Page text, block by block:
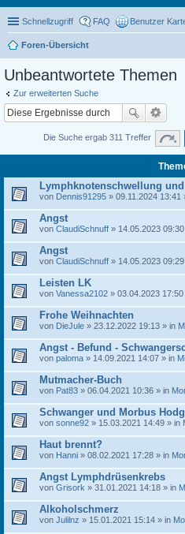
Schnellzugriff FAQ Benutzer
Foren-Übersicht
Unbeantwortete Themen
Zur erweiterten Suche
Die Suche ergab 311 Treffer
Lymphknotenschwellung
von Dennis91295 » 09.11.2024 13:41
Angst
von ClaudiSchnuff » 14.05.2023
Angst
von ClaudiSchnuff » 14.05.2023
Leisten LK
von Vanessa2102 » 03.04.2023 17:50
Frohe Weihnachten
von DieJule » 23.12.2022 19:13 » in
Angst - Befund -
von paloma » 14.09.2021 14:07 » in
Mutmacher-Buch
von Pat83 » 06.04.2021 10:36 » in
Schwanger und Morbus
von sonne92 » 15.03.2021 14:49 » in
Haut brennt?
von Hanni » 08.02.2021 17:28 » in
Angst Lymphdrüsenkrebs
von Grisork » 31.01.2021 14:18 » in
Alkoholschmerz
von Julilnz » 15.01.2021 15:14 » in